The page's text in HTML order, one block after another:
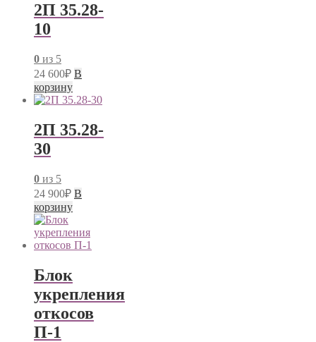
2П 35.28-
10
0 из 5
24 600₽ В
корзину
2П 35.28-
30
0 из 5
24 900₽ В
корзину
Блок
укрепления
откосов
П-1